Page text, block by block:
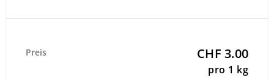
Preis CHF 3.00
pro 1 kg